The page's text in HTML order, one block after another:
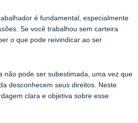
é fundamental, especialmente
Se você trabalhou sem carteira
o que pode reivindicar ao ser
não pode ser subestimada, uma vez que
desconhecem seus direitos. Neste
clara e objetiva sobre esse